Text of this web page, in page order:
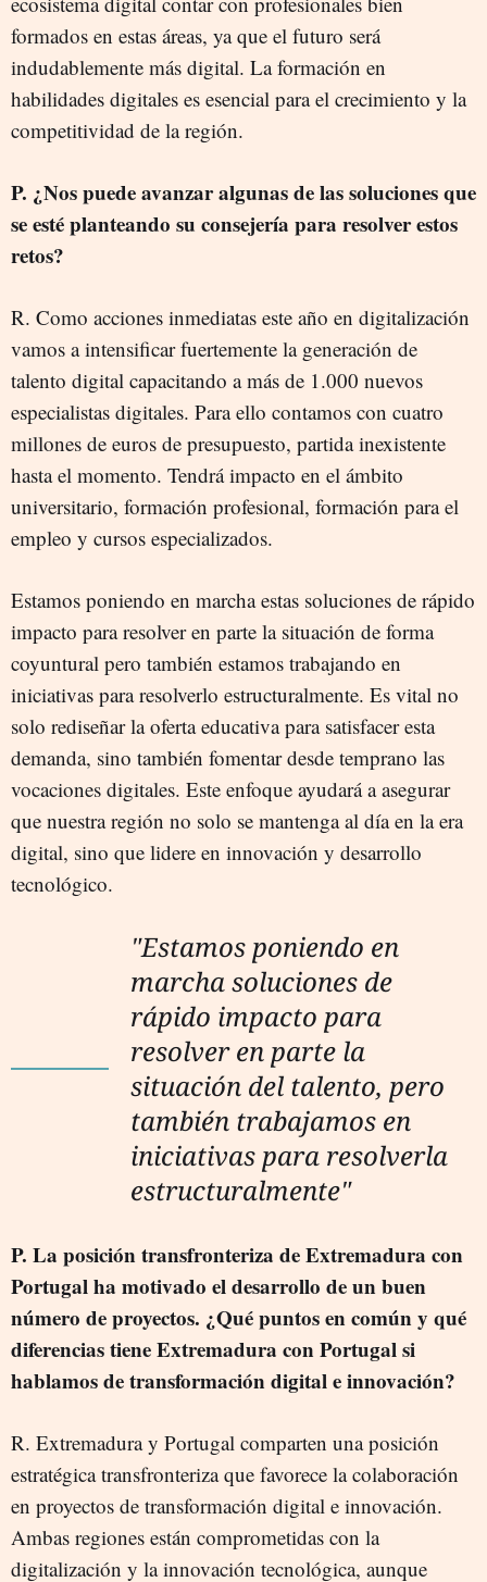
formados en estas áreas, ya que el futuro será
indudablemente más digital. La formación en
habilidades digitales es esencial para el crecimiento y la
competitividad de la región.
P. ¿Nos puede avanzar algunas de las soluciones que
se esté planteando su consejería para resolver estos
retos?
R. Como acciones inmediatas este año en digitalización
vamos a intensificar fuertemente la generación de
talento digital capacitando a más de 1.000 nuevos
especialistas digitales. Para ello contamos con cuatro
millones de euros de presupuesto, partida inexistente
hasta el momento. Tendrá impacto en el ámbito
universitario, formación profesional, formación para el
empleo y cursos especializados.
Estamos poniendo en marcha estas soluciones de rápido
impacto para resolver en parte la situación de forma
coyuntural pero también estamos trabajando en
iniciativas para resolverlo estructuralmente. Es vital no
solo rediseñar la oferta educativa para satisfacer esta
demanda, sino también fomentar desde temprano las
vocaciones digitales. Este enfoque ayudará a asegurar
que nuestra región no solo se mantenga al día en la era
digital, sino que lidere en innovación y desarrollo
tecnológico.
"Estamos poniendo en
marcha soluciones de
rápido impacto para
resolver en parte la
situación del talento, pero
también trabajamos en
iniciativas para resolverla
estructuralmente"
P. La posición transfronteriza de Extremadura con
Portugal ha motivado el desarrollo de un buen
número de proyectos. ¿Qué puntos en común y qué
diferencias tiene Extremadura con Portugal si
hablamos de transformación digital e innovación?
R. Extremadura y Portugal comparten una posición
estratégica transfronteriza que favorece la colaboración
en proyectos de transformación digital e innovación.
Ambas regiones están comprometidas con la
digitalización y la innovación tecnológica, aunque